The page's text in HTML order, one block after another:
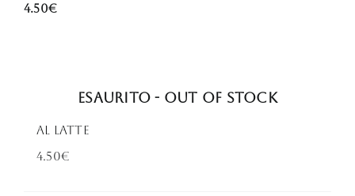
4.50€
Esaurito - Out of stock
Al Latte
4.50€